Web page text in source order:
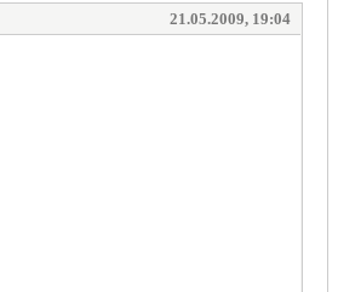
21.05.2009, 19:04